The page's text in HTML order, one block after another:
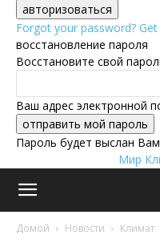
Forgot your password? Get
восстановление пароля
Восстановите свой
Ваш адрес электронной
Пароль будет выслан
Мир
Домой Новости Климат